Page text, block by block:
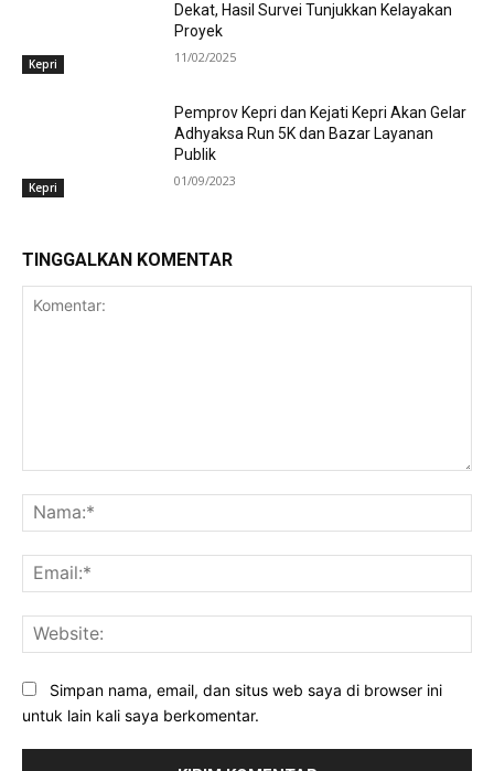
Kepri
Dekat, Hasil Survei Tunjukkan Kelayakan
Proyek
11/02/2025
Kepri
Pemprov Kepri dan Kejati Kepri Akan Gelar
Adhyaksa Run 5K dan Bazar Layanan
Publik
01/09/2023
TINGGALKAN KOMENTAR
Simpan nama, email, dan situs web saya di browser ini
untuk lain kali saya berkomentar.